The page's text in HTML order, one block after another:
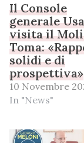
Il Console
generale Usa
visita il
Toma:
solidi e di
prospettiva»
10 Novembre
In "News"